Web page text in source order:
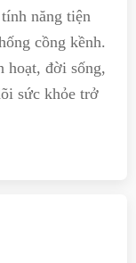
năng tiện
cồng kềnh.
hoạt, đời sống,
sức khỏe trở